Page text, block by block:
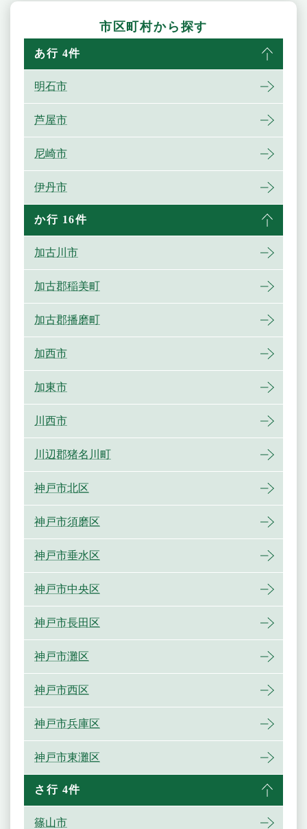
市区町村から探す
あ行 4件
明石市
芦屋市
尼崎市
伊丹市
か行 16件
加古川市
加古郡稲美町
加古郡播磨町
加西市
加東市
川西市
川辺郡猪名川町
神戸市北区
神戸市須磨区
神戸市垂水区
神戸市中央区
神戸市長田区
神戸市灘区
神戸市西区
神戸市兵庫区
神戸市東灘区
さ行 4件
篠山市